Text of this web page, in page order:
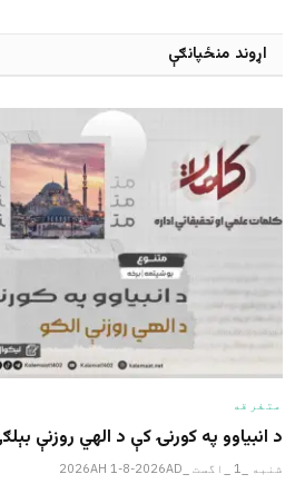
اړوند منځپانګې
متفرقه
د انبیاوو په کورنۍ کې د الهي روزنې بېلګې
شنبه _1 _اگست _2026AH 1-8-2026AD